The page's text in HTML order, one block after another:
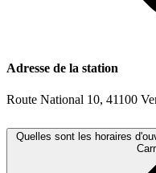
Adresse de la station
Route National 10, 41100
Quelles sont les horaires